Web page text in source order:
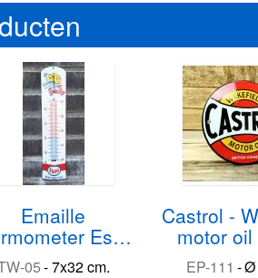
Emaille
Esso
motor oil
05-7x32 cm.
Castrol -
motor
EP-111 -Ø